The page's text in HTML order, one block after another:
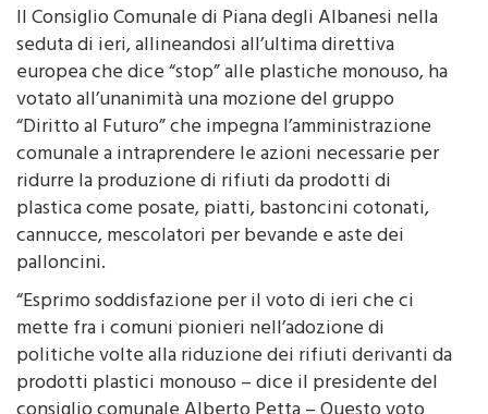
Il Consiglio Comunale di Piana degli Albanesi nella
seduta di ieri, allineandosi all’ultima direttiva
europea che dice “stop” alle plastiche monouso, ha
votato all’unanimità una mozione del gruppo
“Diritto al Futuro” che impegna l’amministrazione
comunale a intraprendere le azioni necessarie per
ridurre la produzione di rifiuti da prodotti di
plastica come posate, piatti, bastoncini cotonati,
cannucce, mescolatori per bevande e aste dei
palloncini.
“Esprimo soddisfazione per il voto di ieri che ci
mette fra i comuni pionieri nell’adozione di
politiche volte alla riduzione dei rifiuti derivanti da
prodotti plastici monouso – dice il presidente del